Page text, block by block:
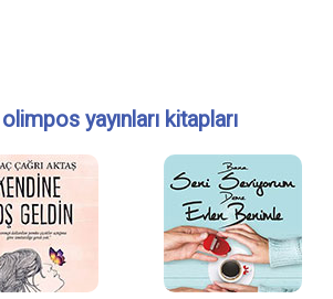
yayınları kitapları